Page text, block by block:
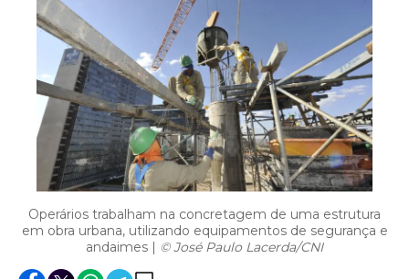
Operários trabalham na concretagem de uma estrutura
em obra urbana, utilizando equipamentos de segurança e
andaimes | © José Paulo Lacerda/CNI